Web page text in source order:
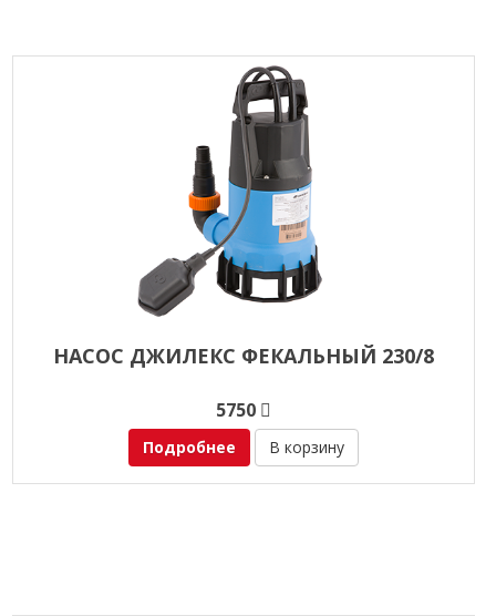
НАСОС ДЖИЛЕКС ФЕКАЛЬНЫЙ 230/8
5750
Подробнее В корзину